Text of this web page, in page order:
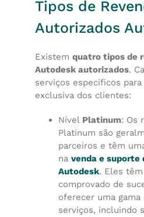
Tipos de
Autorizados
Existem quatro tipos de
Autodesk autorizados.
serviços específicos
exclusiva dos clientes:
Nível Platinum: Os
Platinum são
parceiros e têm
na venda e suporte
Autodesk. Eles
comprovado de
oferecer uma
serviços, incluindo